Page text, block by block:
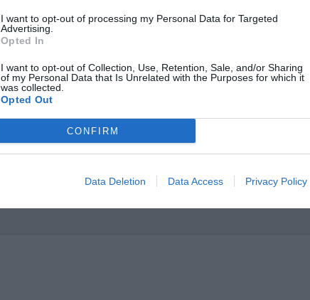
I want to opt-out of processing my Personal Data for Targeted
Advertising.
Opted In
I want to opt-out of Collection, Use, Retention, Sale, and/or Sharing
of my Personal Data that Is Unrelated with the Purposes for which it
was collected.
Opted Out
CONFIRM
Data Deletion Data Access Privacy Policy